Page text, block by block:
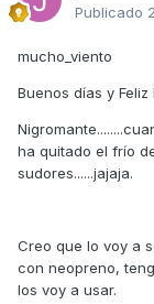
Publicado
mucho_viento
Buenos días y
ha quitado el frío
sudores......jajaja.
Creo que lo voy a
con neopreno,
los voy a usar.